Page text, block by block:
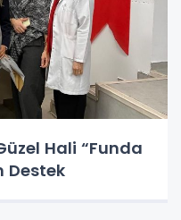
Hali “Funda
Destek